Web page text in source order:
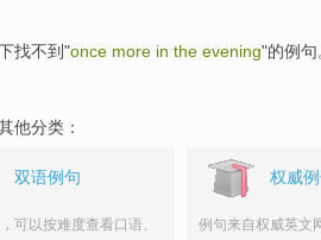
找不到"once more in the evening"的例句
他分类：
双语例句
可以按难度查看口语、
权威
例句来自权威英文